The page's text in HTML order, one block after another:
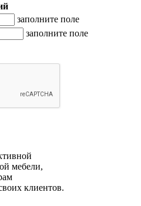
заполните поле
заполните поле
мебели,
клиентов.